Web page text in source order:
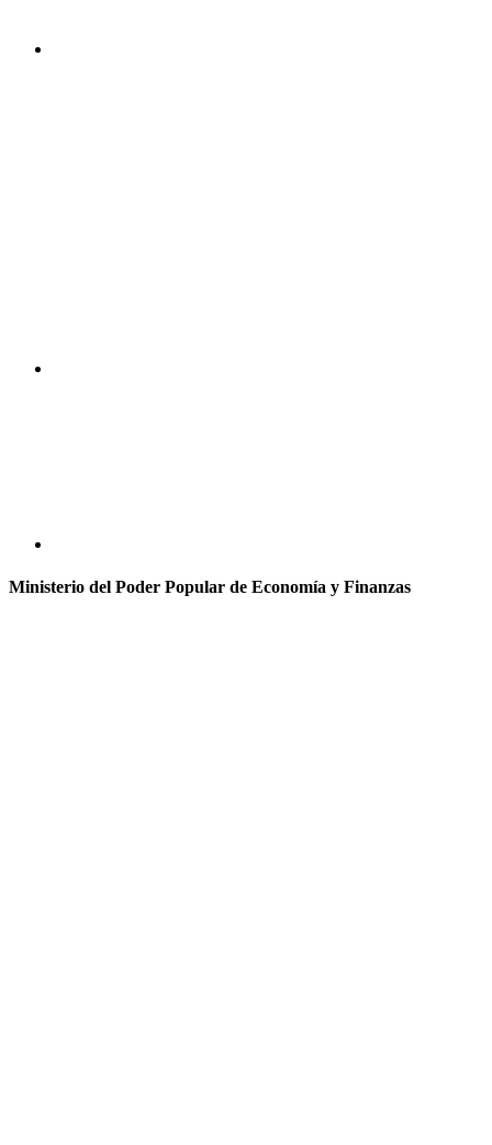
Ministerio del Poder Popular de Economía y Finanzas